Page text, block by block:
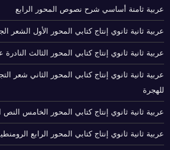
عربية ثامنة أساسي شرح نصوص المحور الرابع
عربية ثانية ثانوي إنتاج كتابي المحور الأول الشعر
عربية ثانية ثانوي إنتاج كتابي المحور الثالث
عربية ثانية ثانوي إنتاج كتابي المحور الثاني شعر
للهجرة
عربية ثانية ثانوي إنتاج كتابي المحور الخامس
عربية ثانية ثانوي إنتاج كتابي المحور الرابع